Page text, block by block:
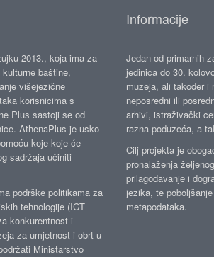
2013., koja ima za
baštine,
višejezične
korisnicima s
Plus sastoji se od
AthenaPlus je usko
koje koje će
sadržaja učiniti
podrške politikama za
tehnologije (ICT
konkurentnost i
za umjetnost i obrt u
Ministarstvo
Informacije
Jedan od primarnih
jedinica do 30.
muzeja, ali također i
neposredni ili
arhivi, istraživački
razna poduzeća, a
Cilj projekta je
pronalaženja
prilagođavanje i
jezika, te
metapodataka.